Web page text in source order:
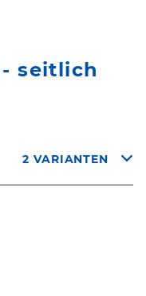
seitlich
2 VARIANTEN